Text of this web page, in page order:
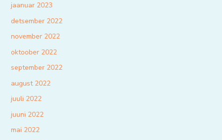
jaanuar 2023
detsember 2022
november 2022
oktoober 2022
september 2022
august 2022
juuli 2022
juuni 2022
mai 2022